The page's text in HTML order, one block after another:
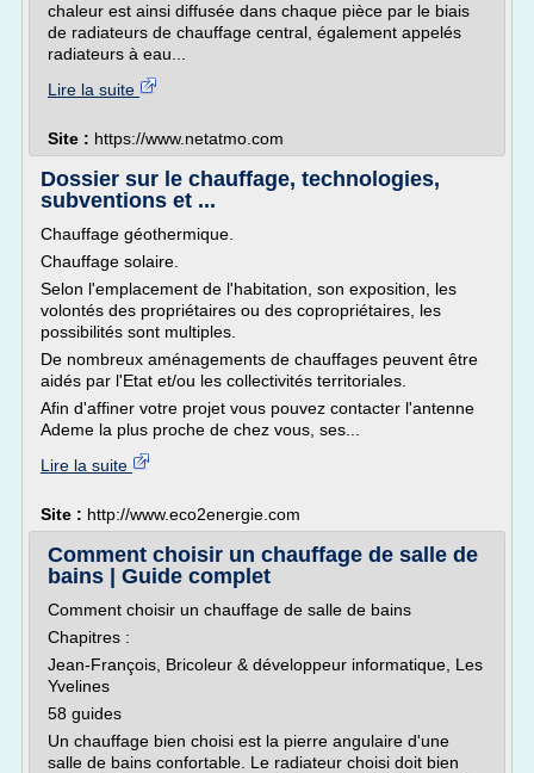
chaleur est ainsi diffusée dans chaque pièce par le biais
de radiateurs de chauffage central, également appelés
radiateurs à eau...
Lire la suite
Site : https://www.netatmo.com
Dossier sur le chauffage, technologies,
subventions et ...
Chauffage géothermique.
Chauffage solaire.
Selon l'emplacement de l'habitation, son exposition, les
volontés des propriétaires ou des copropriétaires, les
possibilités sont multiples.
De nombreux aménagements de chauffages peuvent être
aidés par l'Etat et/ou les collectivités territoriales.
Afin d'affiner votre projet vous pouvez contacter l'antenne
Ademe la plus proche de chez vous, ses...
Lire la suite
Site : http://www.eco2energie.com
Comment choisir un chauffage de salle de
bains | Guide complet
Comment choisir un chauffage de salle de bains
Chapitres :
Jean-François, Bricoleur & développeur informatique, Les
Yvelines
58 guides
Un chauffage bien choisi est la pierre angulaire d'une
salle de bains confortable. Le radiateur choisi doit bien